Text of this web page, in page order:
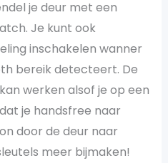
je deur met een
Je kunt ook
inschakelen wanner
bereik detecteert. De
werken alsof je op een
je handsfree naar
door de deur naar
meer bijmaken!